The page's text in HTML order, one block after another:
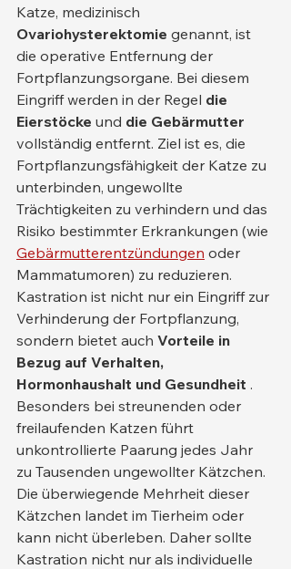
Katze, medizinisch
Ovariohysterektomie genannt, ist
die operative Entfernung der
Fortpflanzungsorgane. Bei diesem
Eingriff werden in der Regel die
Eierstöcke und die Gebärmutter
vollständig entfernt. Ziel ist es, die
Fortpflanzungsfähigkeit der Katze zu
unterbinden, ungewollte
Trächtigkeiten zu verhindern und das
Risiko bestimmter Erkrankungen (wie
Gebärmutterentzündungen oder
Mammatumoren) zu reduzieren.
Kastration ist nicht nur ein Eingriff zur
Verhinderung der Fortpflanzung,
sondern bietet auch Vorteile in
Bezug auf Verhalten,
Hormonhaushalt und Gesundheit .
Besonders bei streunenden oder
freilaufenden Katzen führt
unkontrollierte Paarung jedes Jahr
zu Tausenden ungewollter Kätzchen.
Die überwiegende Mehrheit dieser
Kätzchen landet im Tierheim oder
kann nicht überleben. Daher sollte
Kastration nicht nur als individuelle